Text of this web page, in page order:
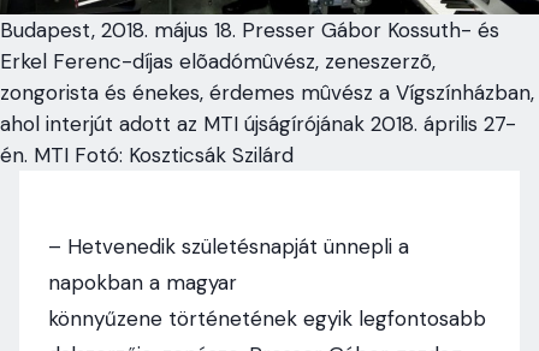
Budapest, 2018. május 18. Presser Gábor Kossuth- és
Erkel Ferenc-díjas elõadómûvész, zeneszerzõ,
zongorista és énekes, érdemes mûvész a Vígszínházban,
ahol interjút adott az MTI újságírójának 2018. április 27-
én. MTI Fotó: Koszticsák Szilárd
– Hetvenedik születésnapját ünnepli a
napokban a magyar
könnyűzene történetének egyik legfontosabb